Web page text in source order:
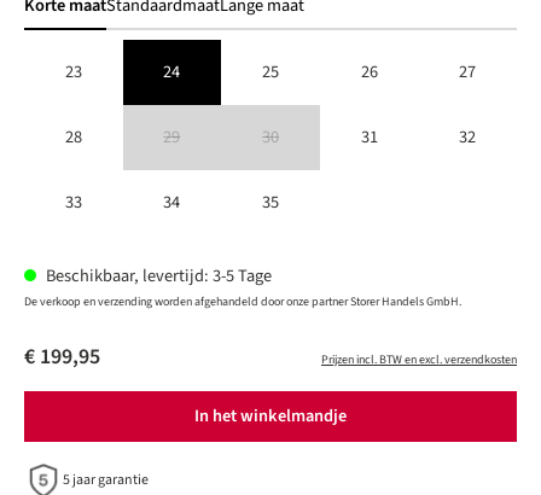
Korte maatStandaardmaatLange maat
23 24 25 26 27
28 29 30 31 32
33 34 35
Beschikbaar, levertijd: 3-5 Tage
De verkoop en verzending worden afgehandeld door onze partner Storer Handels GmbH.
€ 199,95 Prijzen incl. BTW en excl. verzendkosten
In het winkelmandje
5 jaar garantie